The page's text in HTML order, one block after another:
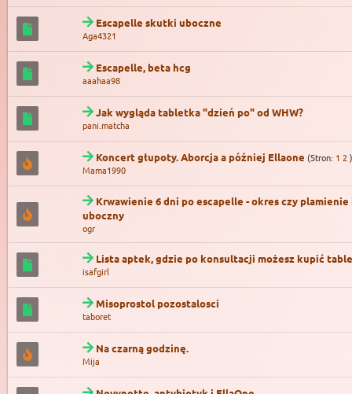
Escapelle skutki uboczne
Aga4321
Escapelle, beta hcg
aaahaa98
Jak wygląda tabletka "dzień po" od WHW?
pani.matcha
Koncert głupoty. Aborcja a później Ellaone (Stron: 1 2 )
Mama1990
Krwawienie 6 dni po escapelle - okres czy
uboczny
ogr
Lista aptek, gdzie po konsultacji możesz kupić
isafgirl
Misoprostol pozostalosci
taboret
Na czarną godzinę.
Mija